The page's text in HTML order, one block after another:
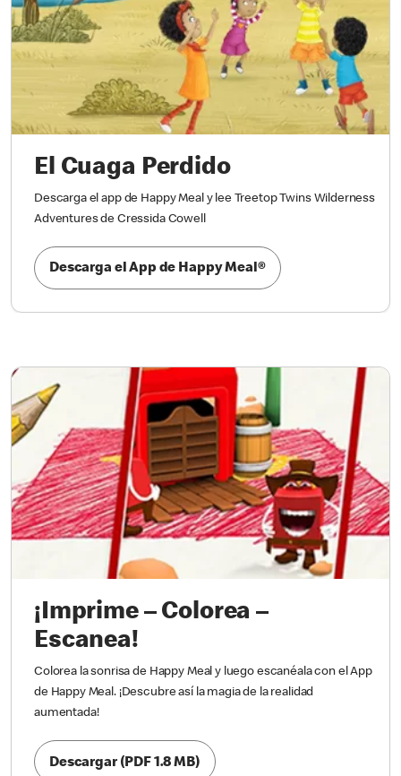
El Cuaga Perdido
Descarga el app de Happy Meal y lee Treetop Twins Wilderness
Adventures de Cressida Cowell
Descarga el App de Happy Meal®
¡Imprime – Colorea –
Escanea!
Colorea la sonrisa de Happy Meal y luego escanéala con el App
de Happy Meal. ¡Descubre así la magia de la realidad
aumentada!
Descargar (PDF 1.8 MB)